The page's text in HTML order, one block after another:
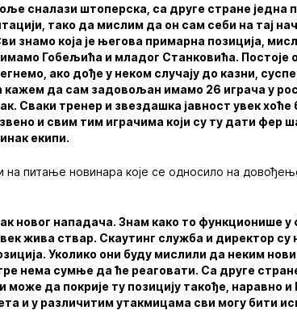
сналази штоперска, са друге стране једна
тако да мислим да он сам себи на тај
знамо која је његова примарна позиција,
Гобељића и младог Станковића. Постоје
ако дође у неком случају до казни,
кажем да сам задовољан имамо 26 играча у
Сваки тренер и звездашка јавност увек
и свим тим играчима који су ту дати фер
екипи.
питање новинара које се односило на
новог нападача. Знам како то функционише у
жива ствар. Скаутинг служба и директор
Уколико они буду мислили да неким
нема сумње да ће реаговати. Са друге
може да покрије ту позицију такође, наравно и
и у различитим утакмицама сви могу бити